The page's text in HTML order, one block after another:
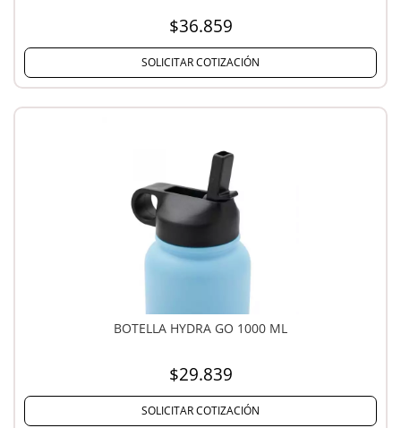
$36.859
SOLICITAR COTIZACIÓN
BOTELLA HYDRA GO 1000 ML
$29.839
SOLICITAR COTIZACIÓN